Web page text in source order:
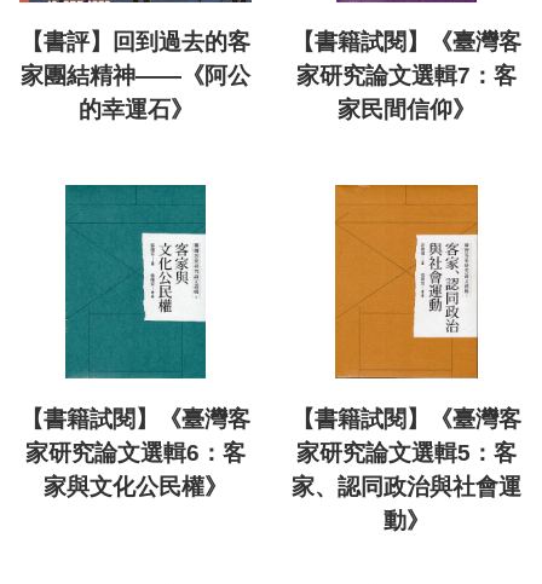
【書評】回到過去的客
家團結精神——《阿公
的幸運石》
【書籍試閱】《臺灣客
家研究論文選輯7：客
家民間信仰》
【書籍試閱】《臺灣客
家研究論文選輯6：客
家與文化公民權》
【書籍試閱】《臺灣客
家研究論文選輯5：客
家、認同政治與社會運
動》